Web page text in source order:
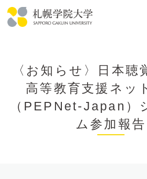
文
〈お知らせ〉日本聴
高等教育支援ネッ
（PEPNet-Japan）
ム参加報告